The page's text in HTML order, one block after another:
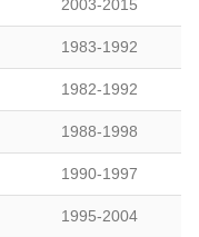
2003-2015
1983-1992
1982-1992
1988-1998
1990-1997
1995-2004